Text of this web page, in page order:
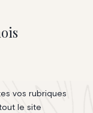
vos rubriques
le site